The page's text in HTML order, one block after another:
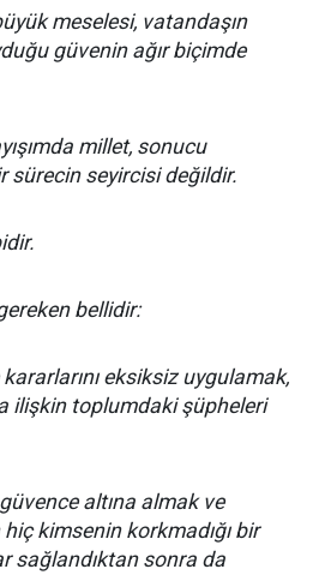
meselesi, vatandaşın
güvenin ağır biçimde
millet, sonucu
sürecin seyircisi değildir.
bellidir:
eksiksiz uygulamak,
ilişkin toplumdaki şüpheleri
altına almak ve
kimsenin korkmadığı bir
sağlandıktan sonra da